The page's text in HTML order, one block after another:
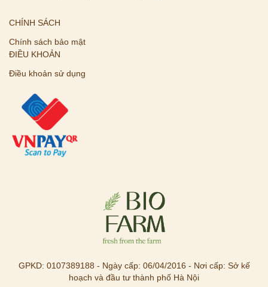
CHÍNH SÁCH
Chính sách bảo mật
ĐIỀU KHOẢN
Điều khoản sử dụng
GPKD: 0107389188 - Ngày cấp: 06/04/2016 - Nơi cấp: Sở kế
hoạch và đầu tư thành phố Hà Nội